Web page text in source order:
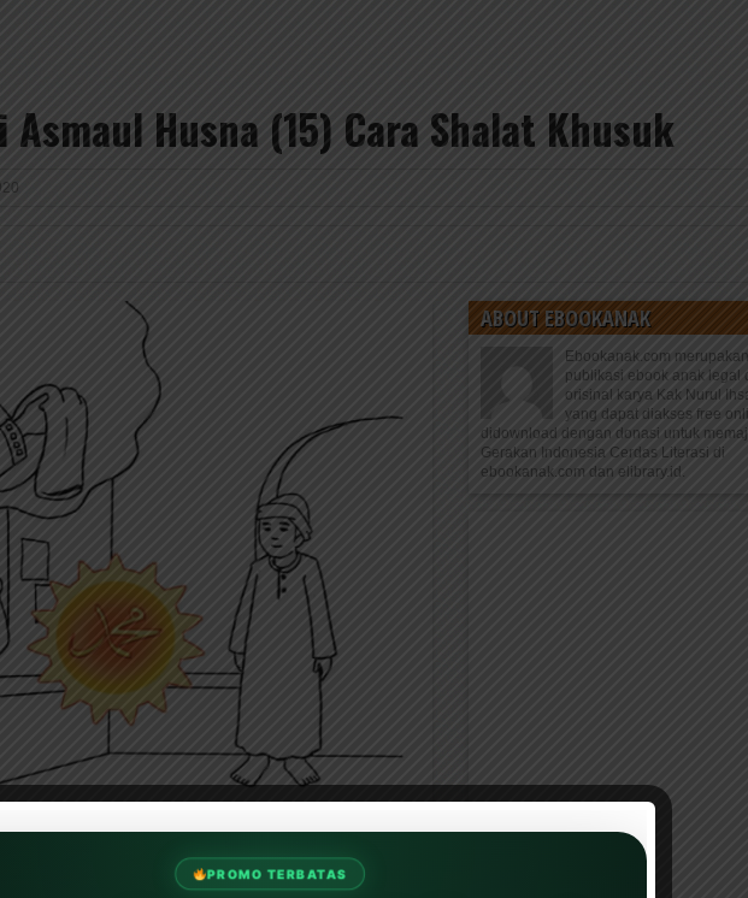
Asmaul Husna (15) Cara Shalat Khusuk
ABOUT EBOOKANAK
Ebookanak.com
publikasi ebook anak legal
orisinal karya Kak Nurul
yang dapat diakses free
didownload dengan donasi untuk
Gerakan Indonesia Cerdas Literasi di
ebookanak.com dan elibrary.id.
PROMO TERBATAS